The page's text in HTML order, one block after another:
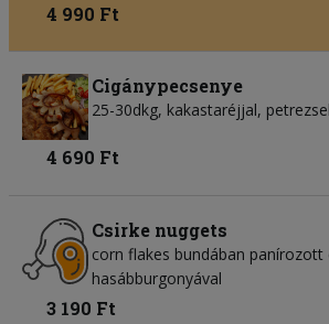
4 990 Ft
Cigánypecsenye
25-30dkg, kakastaréjjal,
4 690 Ft
Csirke nuggets
corn flakes bundában
hasábburgonyával
3 190 Ft